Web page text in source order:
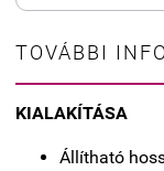
TOVÁBBI
KIALAKÍTÁSA
Állítható